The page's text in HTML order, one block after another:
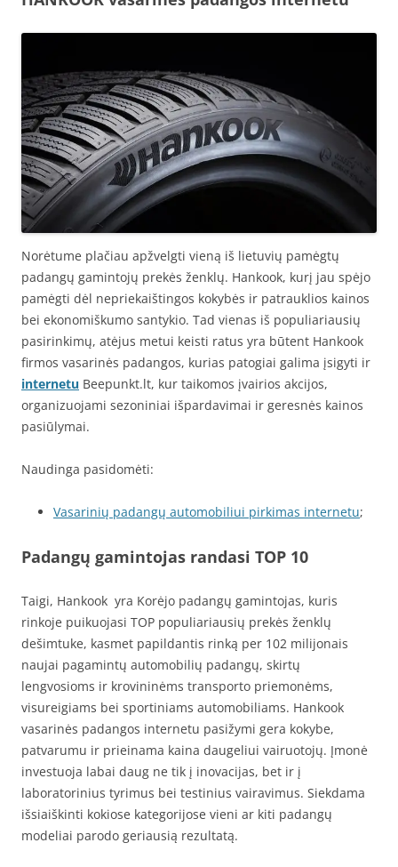
Norėtume plačiau apžvelgti vieną iš lietuvių pamėgtų
padangų gamintojų prekės ženklų. Hankook, kurį jau spėjo
pamėgti dėl nepriekaištingos kokybės ir patrauklios kainos
bei ekonomiškumo santykio. Tad vienas iš populiariausių
pasirinkimų, atėjus metui keisti ratus yra būtent Hankook
firmos vasarinės padangos, kurias patogiai galima įsigyti ir
internetu Beepunkt.lt, kur taikomos įvairios akcijos,
organizuojami sezoniniai išpardavimai ir geresnės kainos
pasiūlymai.
Naudinga pasidomėti:
Vasarinių padangų automobiliui pirkimas internetu;
Padangų gamintojas randasi TOP 10
Taigi, Hankook yra Korėjo padangų gamintojas, kuris
rinkoje puikuojasi TOP populiariausių prekės ženklų
dešimtuke, kasmet papildantis rinką per 102 milijonais
naujai pagamintų automobilių padangų, skirtų
lengvosioms ir krovininėms transporto priemonėms,
visureigiams bei sportiniams automobiliams. Hankook
vasarinės padangos internetu pasižymi gera kokybe,
patvarumu ir prieinama kaina daugeliui vairuotojų. Įmonė
investuoja labai daug ne tik į inovacijas, bet ir į
laboratorinius tyrimus bei testinius vairavimus. Siekdama
išsiaiškinti kokiose kategorijose vieni ar kiti padangų
modeliai parodo geriausią rezultatą.